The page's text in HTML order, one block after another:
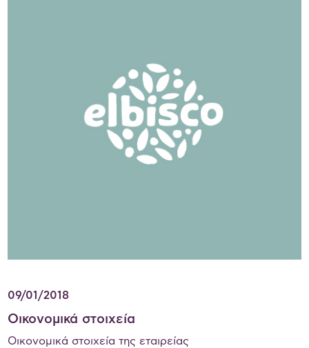
09/01/2018
Οικονομικά στοιχεία
Οικονομικά στοιχεία της εταιρείας